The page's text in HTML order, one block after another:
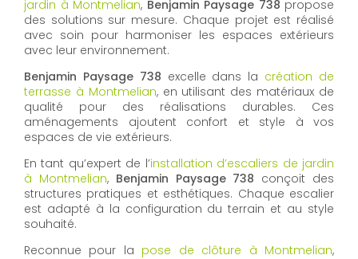
jardin à Montmelian, Benjamin Paysage 738 propose
des solutions sur mesure. Chaque projet est réalisé
avec soin pour harmoniser les espaces extérieurs
avec leur environnement.
Benjamin Paysage 738 excelle dans la création de
terrasse à Montmelian, en utilisant des matériaux de
qualité pour des réalisations durables. Ces
aménagements ajoutent confort et style à vos
espaces de vie extérieurs.
En tant qu’expert de l’installation d’escaliers de jardin
à Montmelian, Benjamin Paysage 738 conçoit des
structures pratiques et esthétiques. Chaque escalier
est adapté à la configuration du terrain et au style
souhaité.
Reconnue pour la pose de clôture à Montmelian,